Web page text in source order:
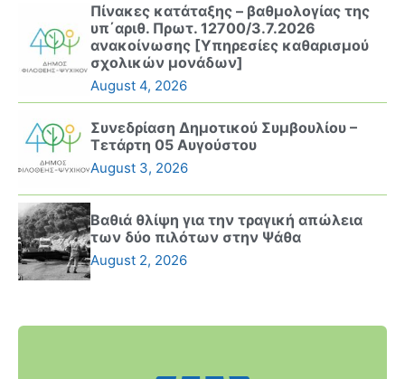
Πίνακες κατάταξης – βαθμολογίας της
υπ΄αριθ. Πρωτ. 12700/3.7.2026
ανακοίνωσης [Υπηρεσίες καθαρισμού
σχολικών μονάδων]
August 4, 2026
Συνεδρίαση Δημοτικού Συμβουλίου –
Τετάρτη 05 Αυγούστου
August 3, 2026
Βαθιά θλίψη για την τραγική απώλεια
των δύο πιλότων στην Ψάθα
August 2, 2026